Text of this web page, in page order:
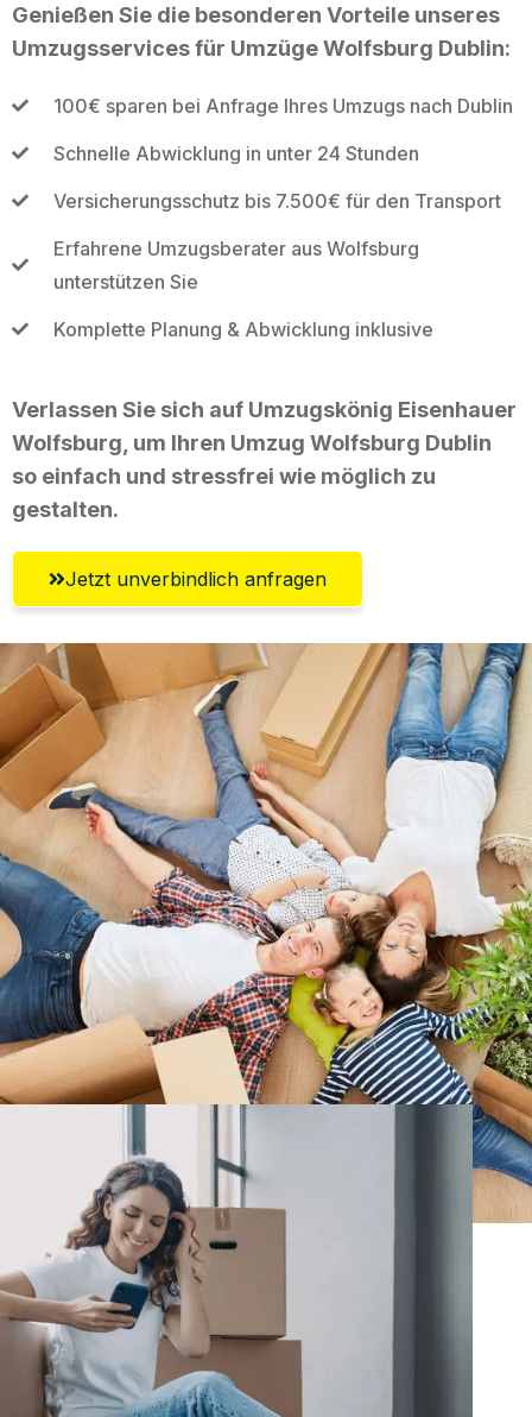
Genießen Sie die besonderen Vorteile unseres
Umzugsservices für Umzüge Wolfsburg Dublin:
100€ sparen bei Anfrage Ihres Umzugs nach Dublin
Schnelle Abwicklung in unter 24 Stunden
Versicherungsschutz bis 7.500€ für den Transport
Erfahrene Umzugsberater aus Wolfsburg
unterstützen Sie
Komplette Planung & Abwicklung inklusive
Verlassen Sie sich auf Umzugskönig Eisenhauer
Wolfsburg, um Ihren Umzug Wolfsburg Dublin
so einfach und stressfrei wie möglich zu
gestalten.
Jetzt unverbindlich anfragen